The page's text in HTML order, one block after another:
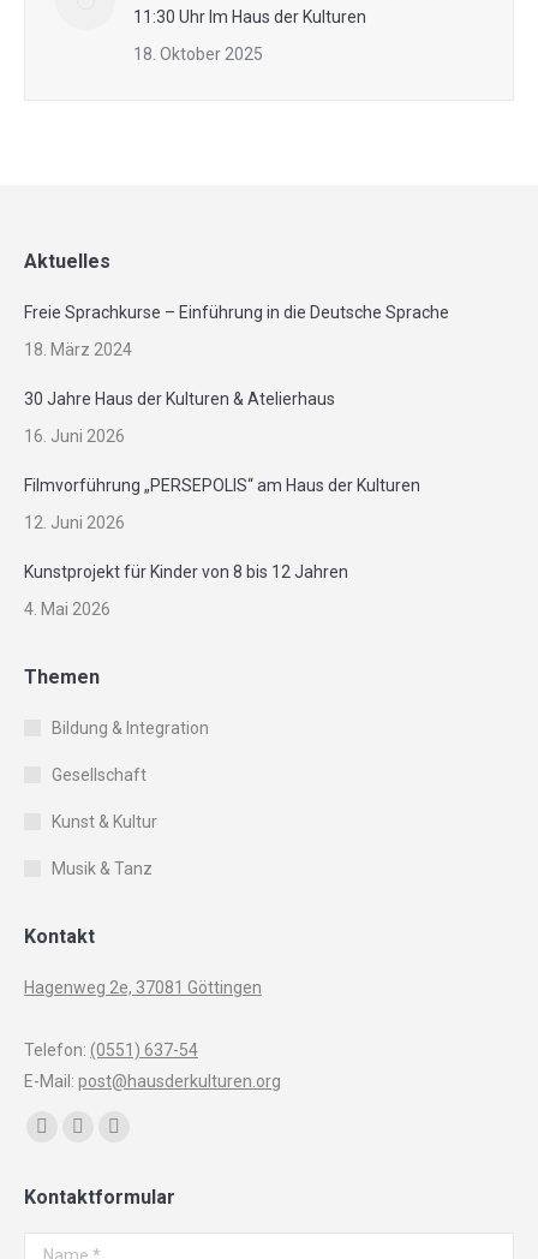
11:30 Uhr Im Haus der Kulturen
18. Oktober 2025
Aktuelles
Freie Sprachkurse – Einführung in die Deutsche Sprache
18. März 2024
30 Jahre Haus der Kulturen & Atelierhaus
16. Juni 2026
Filmvorführung „PERSEPOLIS“ am Haus der Kulturen
12. Juni 2026
Kunstprojekt für Kinder von 8 bis 12 Jahren
4. Mai 2026
Themen
Bildung & Integration
Gesellschaft
Kunst & Kultur
Musik & Tanz
Kontakt
Hagenweg 2e, 37081 Göttingen
Telefon: (0551) 637-54
E-Mail: post@hausderkulturen.org
Finden Sie uns auf:
opens
in
opens
in
opens
in
Kontaktformular
Name *